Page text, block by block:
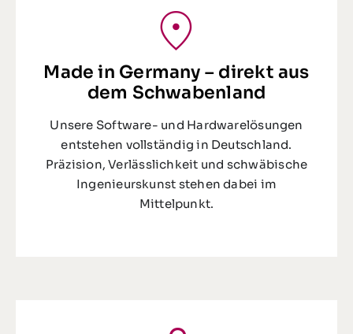
Made in Germany – direkt aus
dem Schwabenland
Unsere Software- und Hardwarelösungen
entstehen vollständig in Deutschland.
Präzision, Verlässlichkeit und schwäbische
Ingenieurskunst stehen dabei im
Mittelpunkt.